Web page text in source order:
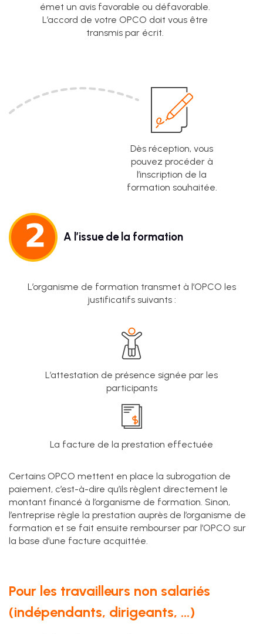
émet un avis favorable ou défavorable.
L’accord de votre OPCO doit vous être
transmis par écrit.
Dès réception, vous
pouvez procéder à
l’inscription de la
formation souhaitée.
A l’issue de la formation
L’organisme de formation transmet à l’OPCO les
justificatifs suivants :
L’attestation de présence signée par les
participants
La facture de la prestation effectuée
Certains OPCO mettent en place la subrogation de
paiement, c’est-à-dire qu’ils règlent directement le
montant financé à l’organisme de formation. Sinon,
l’entreprise règle la prestation auprès de l’organisme de
formation et se fait ensuite rembourser par l’OPCO sur
la base d’une facture acquittée.
Pour les travailleurs non salariés
(indépendants, dirigeants, …)